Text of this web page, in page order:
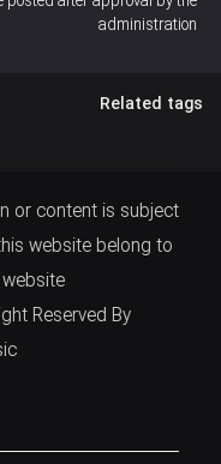
administration
Related tags
or content is subject
website belong to
Reserved By